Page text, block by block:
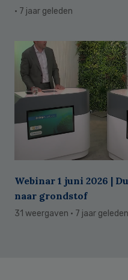
· 7 jaar geleden
Webinar 1 juni 2026 |
naar grondstof
31 weergaven · 7 jaar geleden